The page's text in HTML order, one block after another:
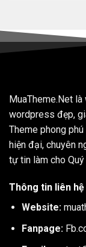
MuaTheme.Net
wordpress đẹp,
Theme phong
hiện đại, chuyên
tự tin làm cho Quý
Thông tin liên hệ
Website:
Fanpage: